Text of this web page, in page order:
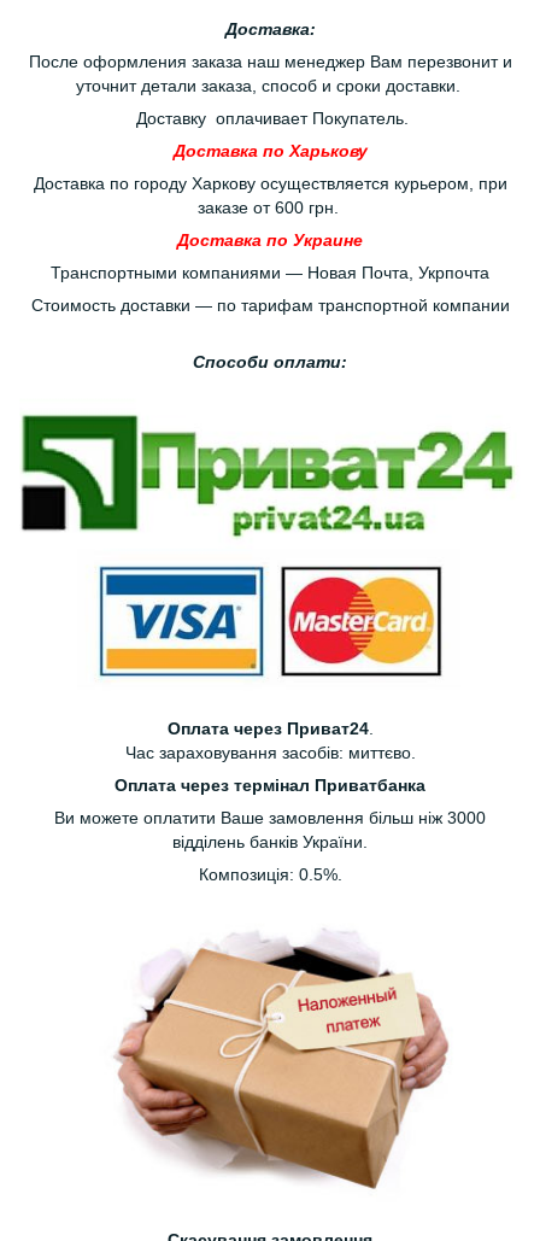
Доставка:
После оформления заказа наш менеджер Вам перезвонит и
уточнит детали заказа, способ и сроки доставки.
Доставку оплачивает Покупатель.
Доставка по Харькову
Доставка по городу Харкову осуществляется курьером, при
заказе от 600 грн.
Доставка по Украине
Транспортными компаниями — Новая Почта, Укрпочта
Стоимость доставки — по тарифам транспортной компании
Способи оплати:
Оплата через Приват24.
Час зараховування засобів: миттєво.
Оплата через термінал Приватбанка
Ви можете оплатити Ваше замовлення більш ніж 3000
відділень банків України.
Композиція: 0.5%.